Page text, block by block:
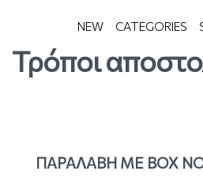
NEW CATEGORIES
Τρόποι
ΠΑΡΑΛΑΒΗ ΜΕ BOX